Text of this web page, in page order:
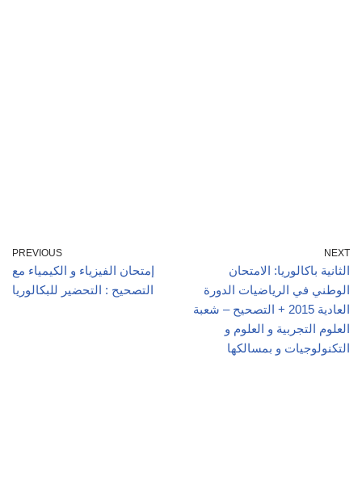
PREVIOUS
إمتحان الفيزياء و الكيمياء مع
التصحيح : التحضير للبكالوريا
NEXT
الثانية باكالوريا: الامتحان
الوطني في الرياضيات الدورة
العادية 2015 + التصحيح – شعبة
العلوم التجربية و العلوم و
التكنولوجيات و بمسالكها